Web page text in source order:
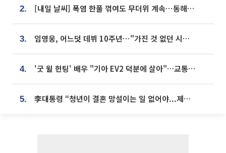
2. [내일 날씨] 폭염 한풀 꺾여도 무더위 계속⋯동해안 이틀 연속 비
3. 임영웅, 어느덧 데뷔 10주년⋯"가진 것 없던 시절, 내 앞엔 20명의 팬뿐"
4. '굿 윌 헌팅' 배우 "기아 EV2 덕분에 살아"…교통사고 후 안전성 극찬
5. 李대통령 “청년이 결혼 망설이는 일 없어야...제도상 불이익 조사”